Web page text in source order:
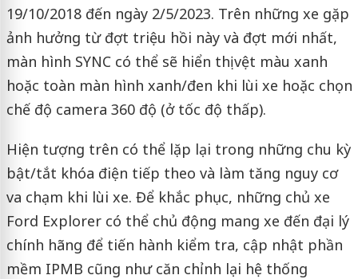
19/10/2018 đến ngày 2/5/2023. Trên những xe gặp
ảnh hưởng từ đợt triệu hồi này và đợt mới nhất,
màn hình SYNC có thể sẽ hiển thị vệt màu xanh
hoặc toàn màn hình xanh/đen khi lùi xe hoặc chọn
chế độ camera 360 độ (ở tốc độ thấp).
Hiện tượng trên có thể lặp lại trong những chu kỳ
bật/tắt khóa điện tiếp theo và làm tăng nguy cơ
va chạm khi lùi xe. Để khắc phục, những chủ xe
Ford Explorer có thể chủ động mang xe đến đại lý
chính hãng để tiến hành kiểm tra, cập nhật phần
mềm IPMB cũng như căn chỉnh lại hệ thống